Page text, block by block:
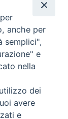
riservati - Vita
anche per
semplici",
e
nella
dei
avere
e